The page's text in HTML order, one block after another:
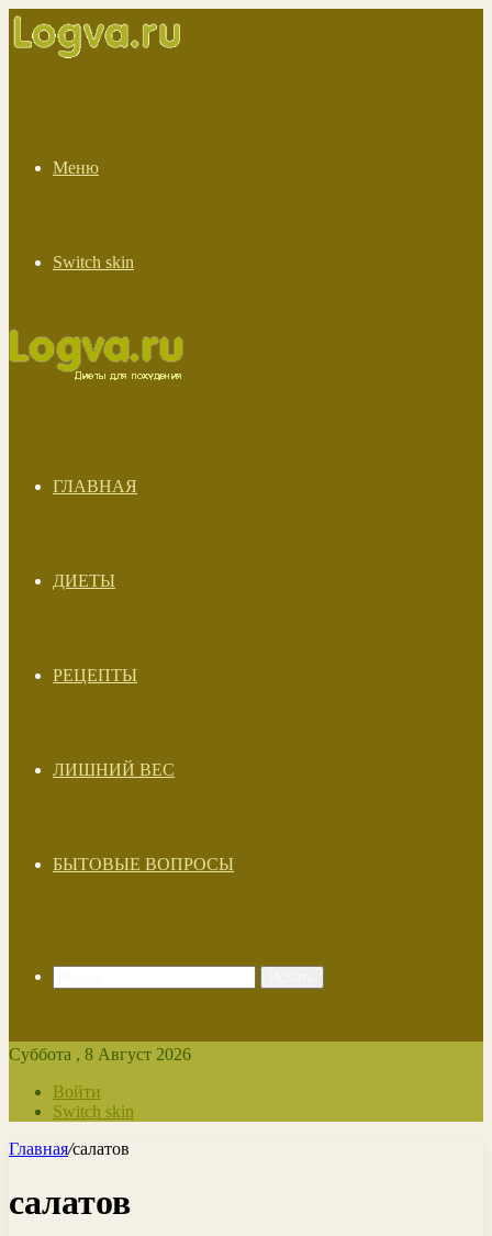
Меню
Switch skin
ГЛАВНАЯ
ДИЕТЫ
РЕЦЕПТЫ
ЛИШНИЙ ВЕС
БЫТОВЫЕ ВОПРОСЫ
Суббота , 8 Август 2026
Войти
Switch skin
Главная/салатов
салатов